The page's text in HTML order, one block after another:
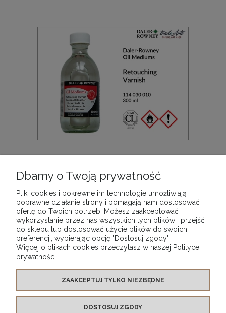
Varnish Daler-Rowney, opak. 300 ml
94,90 zł
DO KOSZYKA
WARUNKI ZAKUPÓW
MOJE KONTO
Dbamy o Twoją prywatność
Pliki cookies i pokrewne im technologie umożliwiają
poprawne działanie strony i pomagają nam dostosować
ofertę do Twoich potrzeb. Możesz zaakceptować
wykorzystanie przez nas wszystkich tych plików i przejść
do sklepu lub dostosować użycie plików do swoich
preferencji, wybierając opcję "Dostosuj zgody".
Więcej o plikach cookies przeczytasz w naszej Polityce
prywatności.
ZAAKCEPTUJ TYLKO NIEZBĘDNE
DOSTOSUJ ZGODY